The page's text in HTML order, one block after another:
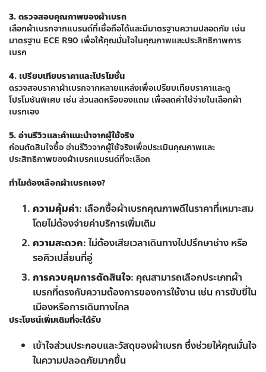
3. ตรวจสอบคุณภาพของผ้าเบรก
เลือกผ้าเบรกจากแบรนด์ที่เชื่อถือได้และมีมาตรฐานความปลอดภัย เช่น
มาตรฐาน ECE R90 เพื่อให้คุณมั่นใจในคุณภาพและประสิทธิภาพการ
เบรก
4. เปรียบเทียบราคาและโปรโมชั่น
ตรวจสอบราคาผ้าเบรกจากหลายแหล่งเพื่อเปรียบเทียบราคาและดู
โปรโมชันพิเศษ เช่น ส่วนลดหรือของแถม เพื่อลดค่าใช้จ่ายในเลือกผ้า
เบรกเอง
5. อ่านรีวิวและคำแนะนำจากผู้ใช้จริง
ก่อนตัดสินใจซื้อ อ่านรีวิวจากผู้ใช้จริงเพื่อประเมินคุณภาพและ
ประสิทธิภาพของผ้าเบรกแบรนด์ที่จะเลือก
ทำไมต้องเลือกผ้าเบรกเอง?
ความคุ้มค่า: เลือกซื้อผ้าเบรกคุณภาพดีในราคาที่เหมาะสม
โดยไม่ต้องจ่ายค่าบริการเพิ่มเติม
ความสะดวก: ไม่ต้องเสียเวลาเดินทางไปปรึกษาช่าง หรือ
รอคิวเปลี่ยนที่อู่
การควบคุมการตัดสินใจ: คุณสามารถเลือกประเภทผ้า
เบรกที่ตรงกับความต้องการของการใช้งาน เช่น การขับขี่ใน
เมืองหรือการเดินทางไกล
ประโยชน์เพิ่มเติมที่จะได้รับ
เข้าใจส่วนประกอบและวัสดุของผ้าเบรก ซึ่งช่วยให้คุณมั่นใจ
ในความปลอดภัยมากขึ้น